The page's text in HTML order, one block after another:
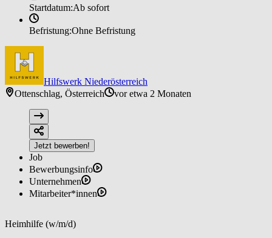
Startdatum:Ab sofort
Befristung:Ohne Befristung
Hilfswerk Niederösterreich
Ottenschlag, Österreich
vor etwa 2 Monaten
Jetzt bewerben!
Job
Bewerbungsinfo
Unternehmen
Mitarbeiter*innen
Heimhilfe (w/m/d)